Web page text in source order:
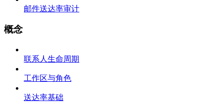
邮件送达率审计
概念
联系人生命周期
工作区与角色
送达率基础